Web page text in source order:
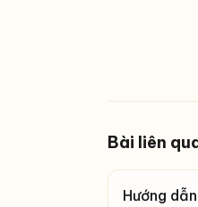
Bài liên
Hướng